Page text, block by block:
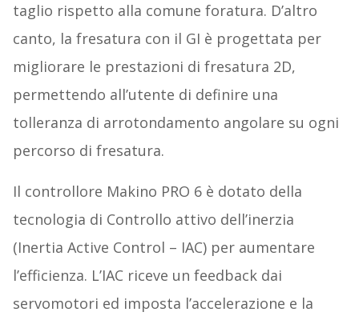
taglio rispetto alla comune foratura. D’altro
canto, la fresatura con il GI è progettata per
migliorare le prestazioni di fresatura 2D,
permettendo all’utente di definire una
tolleranza di arrotondamento angolare su ogni
percorso di fresatura.
Il controllore Makino PRO 6 è dotato della
tecnologia di Controllo attivo dell’inerzia
(Inertia Active Control – IAC) per aumentare
l’efficienza. L’IAC riceve un feedback dai
servomotori ed imposta l’accelerazione e la